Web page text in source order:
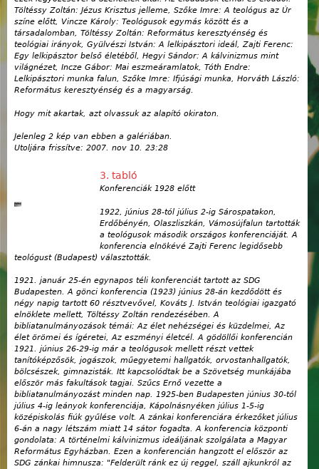
Töltéssy Zoltán: Jézus Krisztus jelleme, Szőke Imre: A teológus az Úr
színe előtt, Vincze Károly: Teológusok egymás között és a
társadalomban, Töltéssy Zoltán: Református keresztyénség és
teológiai irányok, Gyülvészi István: A lelkipásztori ideál, Zajti Ferenc:
Egy lelkipásztor belső életéből, Hegyi Sándor: A kálvinizmus mint
világnézet, Incze Gábor: Mai eszmeáramlatok, Tóth Endre:
Lelkipásztori munka falun, Szőke Imre: Ifjúsági munka, Horváth László:
Református keresztyénség és a magyarság.
Hogy mit akartak, azt olvassuk az alapító okiraton.
Jelenleg 2 kép van ebben a galériában.
Utoljára frissítve: 2007. nov 10. 23:28
3. tabló
Konferenciák 1928 előtt
1922, június 28-tól július 2-ig Sárospatakon,
Erdőbényén, Olaszliszkán, Vámosújfalun tartották
a teológusok második országos konferenciáját. A
konferencia elnökévé Zajti Ferenc legidősebb
teológust (Budapest) választották.
1921. január 25-én egynapos téli konferenciát tartott az SDG
Budapesten. A gönci konferencia (1923) június 28-án kezdődött és
négy napig tartott 60 résztvevővel, Kováts J. István teológiai igazgató
elnöklete mellett, Töltéssy Zoltán rendezésében. A
bibliatanulmányozások témái: Az élet nehézségei és küzdelmei, Az
élet örömei és ígéretei, Az eszményi életcél. A gödöllői konferencián
1921. június 26-29-ig már a teológusok mellett részt vettek
tanítóképzősök, jogászok, műegyetemi hallgatók, orvostanhallgatók,
bölcsészek, gimnazisták. Itt kapcsolódtak be a Szövetség munkájába
először más fakultások tagjai. Szűcs Ernő vezette a
bibliatanulmányozást minden nap. 1925-ben Budapesten június 30-tól
július 4-ig leányok konferenciája, Kápolnásnyéken július 1-5-ig
középiskolás fiúk gyűlése volt. A zánkai konferenciára érkezőket július
6-án a nagy létszám miatt 14 sátor fogadta. A konferencia központi
gondolata: A történelmi kálvinizmus ideáljának szolgálata a Magyar
Református Egyházban. Ezen a konferencián hangzott el először az
SDG zánkai himnusza: "Felderült ránk ez új reggel, száll ajkunkról az